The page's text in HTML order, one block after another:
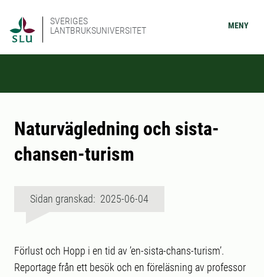
SVERIGES
LANTBRUKSUNIVERSITET
MENY
Naturvägledning och sista-
chansen-turism
Sidan granskad: 2025-06-04
Förlust och Hopp i en tid av ’en-sista-chans-turism’.
Reportage från ett besök och en föreläsning av professor